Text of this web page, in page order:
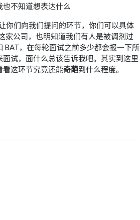
不知道想表达什么
你们向我们提问的环节，你们可以具体
家公司，也明知道我们有人是被调剂过
BAT，在每轮面试之前多少都会报一下所
试，面什么总该告诉我吧。其实到这里
看这环节究竟还能奇葩到什么程度。